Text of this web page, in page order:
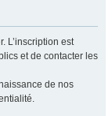
L’inscription est
et de contacter les
de nos